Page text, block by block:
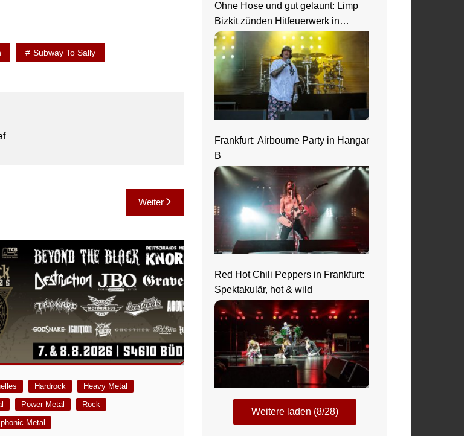
Subway To Sally
Weiter
Hardrock
Heavy Metal
Power Metal
Rock
Metal
Ohne Hose und gut gelaunt: Limp
Bizkit zünden Hitfeuerwerk in
Saarbrücken
Frankfurt: Airbourne Party in Hangar
B
Red Hot Chili Peppers in Frankfurt:
Spektakulär, hot & wild
Weitere laden (8/28)